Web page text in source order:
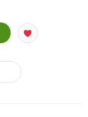
капсулы 500мг №60